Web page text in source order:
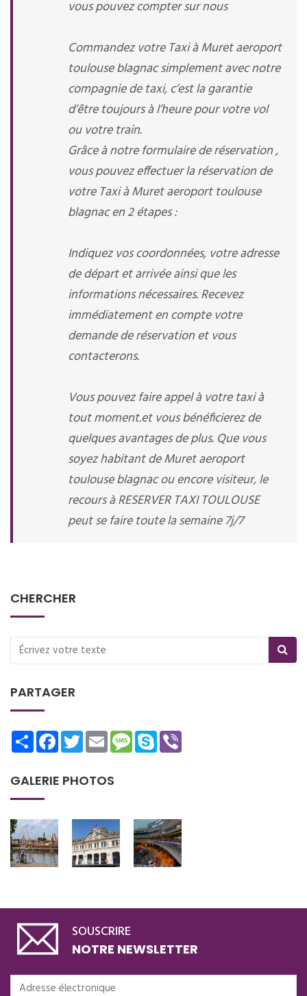
vous pouvez compter sur nous
Commandez votre Taxi à Muret aeroport
toulouse blagnac simplement avec notre
compagnie de taxi, c’est la garantie
d’être toujours à l’heure pour votre vol
ou votre train.
Grâce à notre formulaire de réservation ,
vous pouvez effectuer la réservation de
votre Taxi à Muret aeroport toulouse
blagnac en 2 étapes :
Indiquez vos coordonnées, votre adresse
de départ et arrivée ainsi que les
informations nécessaires. Recevez
immédiatement en compte votre
demande de réservation et vous
contacterons.
Vous pouvez faire appel à votre taxi à
tout moment.et vous bénéficierez de
quelques avantages de plus. Que vous
soyez habitant de Muret aeroport
toulouse blagnac ou encore visiteur, le
recours à RESERVER TAXI TOULOUSE
peut se faire toute la semaine 7j/7
CHERCHER
PARTAGER
ShareFacebookTwitterEmailMessage
Skype
GALERIE PHOTOS
SOUSCRIRE
NOTRE NEWSLETTER